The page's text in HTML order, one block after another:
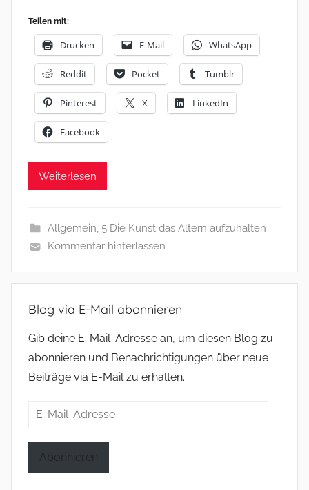
Teilen mit:
Drucken E-Mail WhatsApp
Reddit Pocket Tumblr
Pinterest X LinkedIn
Facebook
Weiterlesen
Allgemein, 5 Die Kunst das Altern aufzuhalten
Kommentar hinterlassen
Blog via E-Mail abonnieren
Gib deine E-Mail-Adresse an, um diesen Blog zu
abonnieren und Benachrichtigungen über neue
Beiträge via E-Mail zu erhalten.
E-
Abonnieren